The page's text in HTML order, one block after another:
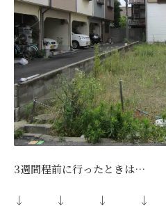
3週間程前に行ったときは…
↓ ↓ ↓